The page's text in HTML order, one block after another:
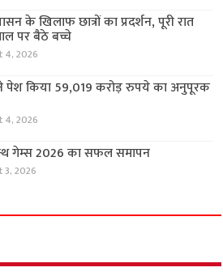
के खिलाफ छात्रों का प्रदर्शन, पूरी रात
पर बैठे बच्चे
4, 2026
पेश किया 59,019 करोड़ रुपये का अनुपूरक
4, 2026
गेम्स 2026 का सफल समापन
2026